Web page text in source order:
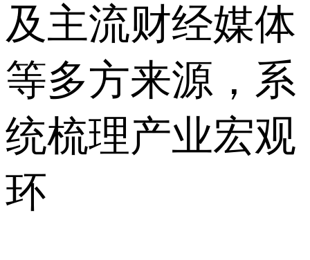
及主流财经媒体
等多方来源，系
统梳理产业宏观
环